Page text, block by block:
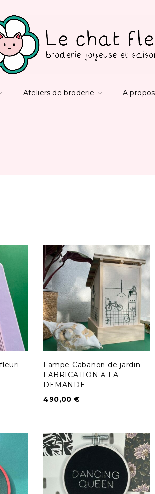
Ateliers de broderie A propos
Lampe Cabanon de jardin -
FABRICATION A LA
DEMANDE
490,00€